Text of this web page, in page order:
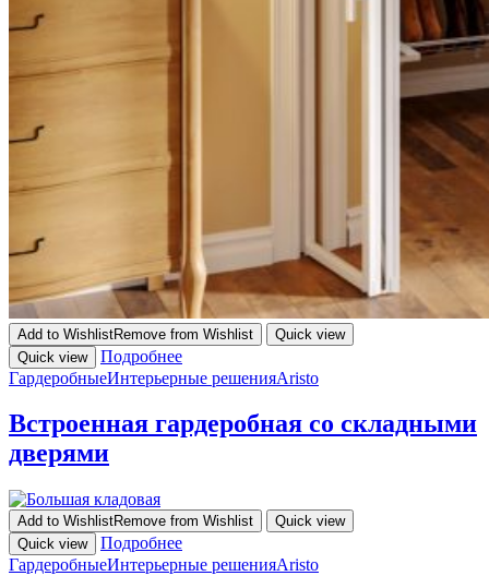
Add to WishlistRemove from Wishlist
Quick view
Quick view
Подробнее
ГардеробныеИнтерьерные решенияAristo
Встроенная гардеробная со складными
дверями
Add to WishlistRemove from Wishlist
Quick view
Quick view
Подробнее
ГардеробныеИнтерьерные решенияAristo